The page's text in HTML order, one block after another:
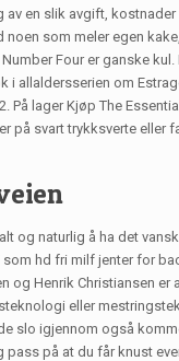
en slik avgift,
som meler egen
Four er ganske
allaldersserien om
lager Kjøp The
på svart trykksverte
og naturlig å ha det
hd fri milf jenter for
Henrik Christiansen
eller
slo igjennom også
på at du får knust